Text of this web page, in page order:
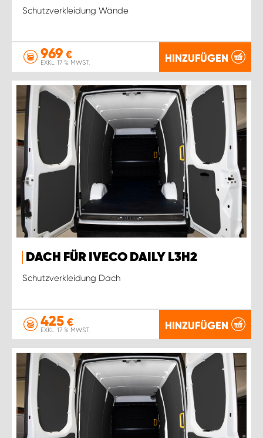
Schutzverkleidung Wände
969 €
EXKL. 17 % MWST. HINZUFÜGEN
DACH FÜR IVECO DAILY L3H2
Schutzverkleidung Dach
425 €
EXKL. 17 % MWST. HINZUFÜGEN